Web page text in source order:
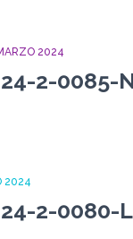
2024
24-2-0085-
2024
24-2-0080-